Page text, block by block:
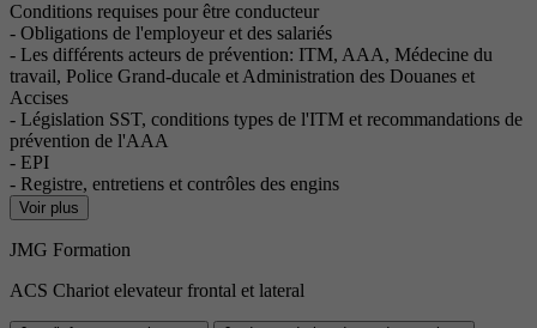
Conditions requises pour être conducteur
- Obligations de l'employeur et des salariés
- Les différents acteurs de prévention: ITM, AAA, Médecine du
travail, Police Grand-ducale et Administration des Douanes et
Accises
- Législation SST, conditions types de l'ITM et recommandations de
prévention de l'AAA
- EPI
- Registre, entretiens et contrôles des engins
Voir plus
JMG Formation
ACS Chariot elevateur frontal et lateral